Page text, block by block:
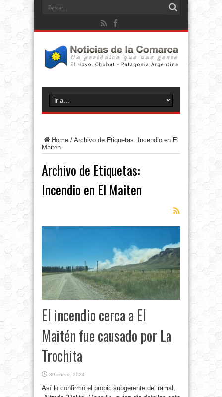
Home / Archivo de Etiquetas: Incendio en El
Maiten
Archivo de Etiquetas:
Incendio en El Maiten
El incendio cerca a El
Maitén fue causado por La
Trochita
30 enero, 2024
Así lo confirmó el propio subgerente del ramal,